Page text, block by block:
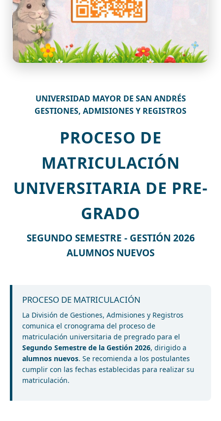
UNIVERSIDAD MAYOR DE SAN ANDRÉS
GESTIONES, ADMISIONES Y REGISTROS
PROCESO DE
MATRICULACIÓN
UNIVERSITARIA DE PRE-
GRADO
SEGUNDO SEMESTRE - GESTIÓN 2026
ALUMNOS NUEVOS
PROCESO DE MATRICULACIÓN
La División de Gestiones, Admisiones y Registros
comunica el cronograma del proceso de
matriculación universitaria de pregrado para el
Segundo Semestre de la Gestión 2026, dirigido a
alumnos nuevos. Se recomienda a los postulantes
cumplir con las fechas establecidas para realizar su
matriculación.